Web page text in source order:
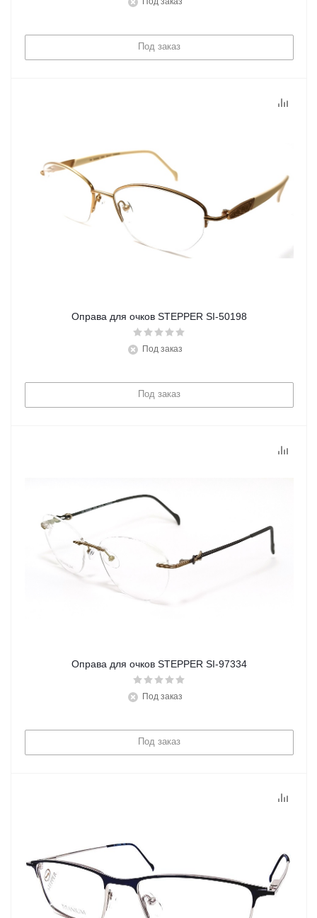
Под заказ
Оправа для очков STEPPER SI-50198
Под заказ
Под заказ
Оправа для очков STEPPER SI-97334
Под заказ
Под заказ